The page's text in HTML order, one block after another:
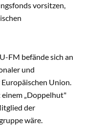
vorsitzen,
FM befände sich an
und
Union.
einem „Doppelhut"
der
wäre.